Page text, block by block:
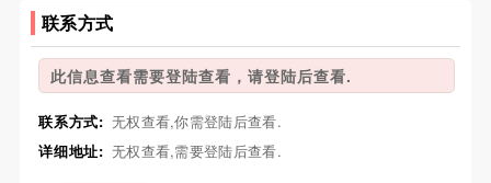
联系方式
此信息查看需要登陆查看，请登陆后查看.
联系方式: 无权查看,你需登陆后查看.
详细地址: 无权查看,需要登陆后查看.